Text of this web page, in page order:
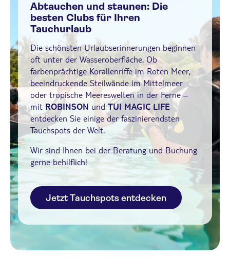
Abtauchen und staunen: Die
besten Clubs für Ihren
Tauchurlaub
Die schönsten Urlaubserinnerungen beginnen
oft unter der Wasseroberfläche. Ob
farbenprächtige Korallenriffe im Roten Meer,
beeindruckende Steilwände im Mittelmeer
oder tropische Meereswelten in der Ferne –
mit ROBINSON undTUI MAGIC LIFE
entdecken Sie einige der faszinierendsten
Tauchspots der Welt.
Wir sind Ihnen bei der Beratung und Buchung
gerne behilflich!
Jetzt Tauchspots entdecken